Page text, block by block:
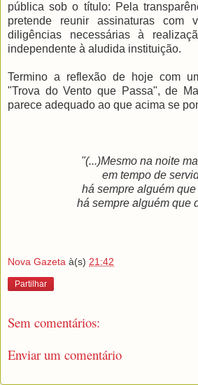
pública sob o título: Pela
pretende reunir assinaturas com
diligências necessárias à
independente à aludida instituição.
Termino a reflexão de hoje com
"Trova do Vento que Passa", de
parece adequado ao que acima se
"(...)Mesmo na noite
em tempo de
há sempre alguém
há sempre alguém que
Nova Gazeta à(s) 21:42
Partilhar
Sem comentários:
Enviar um comentário